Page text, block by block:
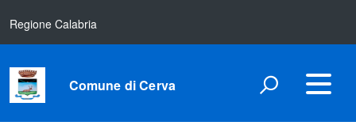
Regione Calabria
Comune di Cerva